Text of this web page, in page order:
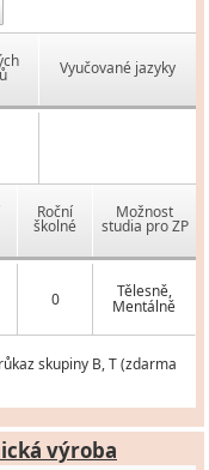
Vyučované jazyky
Roční
školné
Možnost
studia pro ZP
0 Tělesně,
Mentálně
skupiny B, T (zdarma
výroba